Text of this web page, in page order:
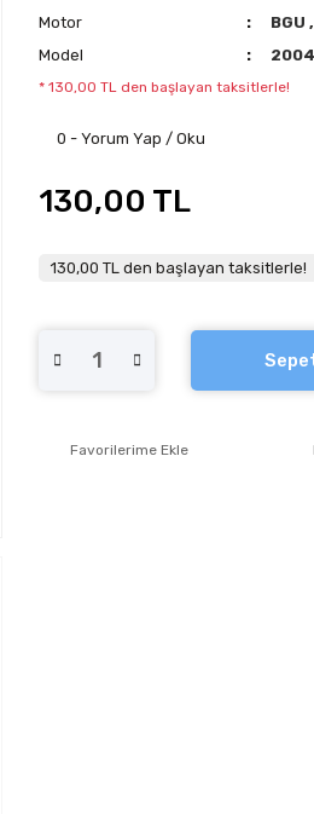
Motor
BGU,
Model
* 130,00 TL den başlayan taksitlerle!
0 - Yorum Yap / Oku
130,00 TL
130,00 TL den başlayan taksitlerle!